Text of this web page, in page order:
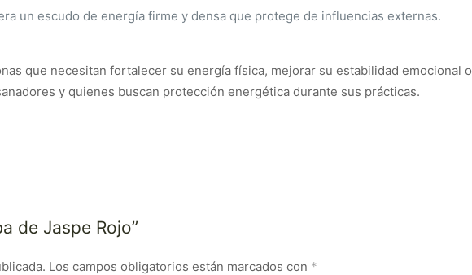
un escudo de energía firme y densa que protege de influencias externas.
que necesitan fortalecer su energía física, mejorar su estabilidad emocional
y quienes buscan protección energética durante sus prácticas.
de Jaspe Rojo”
Los campos obligatorios están marcados con *